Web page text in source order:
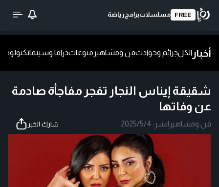
FREE مسلسلاتبرامج رياضة
أخبار الكلجرائم وحوادثفن ومشاهير منوعاتدراما وسينماتكنولوجيا
شقيقة إيناس النجار تفجر مفاجأة صادمة
عن وفاتها
فن ومشاهير |نشر: 2025/5/4 شارك الخبر